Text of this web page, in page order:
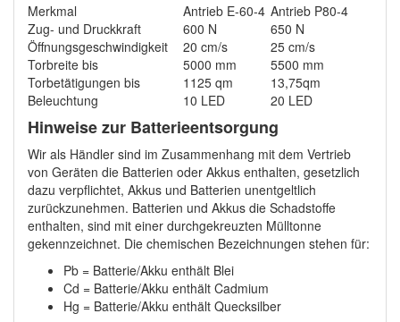
Merkmal Antrieb E-60-4 Antrieb P80-4
Zug- und Druckkraft
600 N
650 N
Öffnungsgeschwindigkeit
20 cm/s
25 cm/s
Torbreite bis
5000 mm
5500 mm
Torbetätigungen bis
1125 qm
13,75qm
Beleuchtung
10 LED 20 LED
Hinweise zur Batterieentsorgung
Wir als Händler sind im Zusammenhang mit dem Vertrieb
von Geräten die Batterien oder Akkus enthalten, gesetzlich
dazu verpflichtet, Akkus und Batterien unentgeltlich
zurückzunehmen. Batterien und Akkus die Schadstoffe
enthalten, sind mit einer durchgekreuzten Mülltonne
gekennzeichnet. Die chemischen Bezeichnungen stehen für:
Pb = Batterie/Akku enthält Blei
Cd = Batterie/Akku enthält Cadmium
Hg = Batterie/Akku enthält Quecksilber